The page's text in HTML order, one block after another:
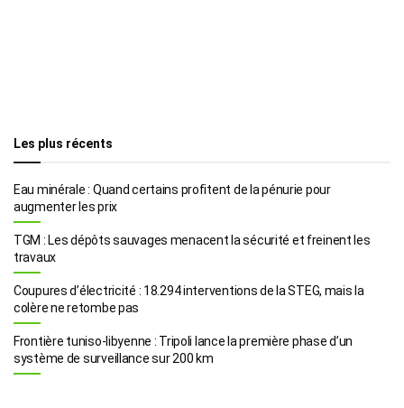
Les plus récents
Eau minérale : Quand certains profitent de la pénurie pour
augmenter les prix
TGM : Les dépôts sauvages menacent la sécurité et freinent les
travaux
Coupures d’électricité : 18.294 interventions de la STEG, mais la
colère ne retombe pas
Frontière tuniso-libyenne : Tripoli lance la première phase d’un
système de surveillance sur 200 km